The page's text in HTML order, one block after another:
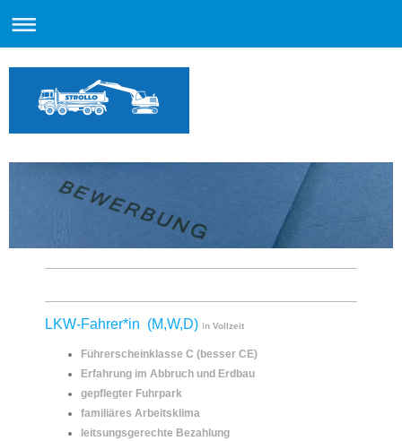
LKW-Fahrer*in (M,W,D) In Vollzeit
Führerscheinklasse C (besser CE)
Erfahrung im Abbruch und Erdbau
gepflegter Fuhrpark
familiäres Arbeitsklima
leitsungsgerechte Bezahlung